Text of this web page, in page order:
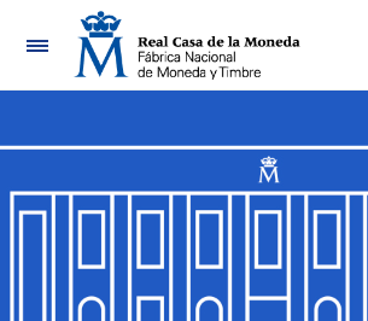
Nabigazioa
Erakutsi/Ezkutatu
Erakutsi/Ezkutatu